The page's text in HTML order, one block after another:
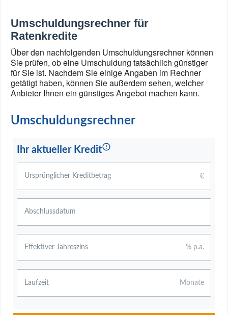
Umschuldungsrechner für
Ratenkredite
Über den nachfolgenden Umschuldungsrechner können
Sie prüfen, ob eine Umschuldung tatsächlich günstiger
für Sie ist. Nachdem Sie einige Angaben im Rechner
getätigt haben, können Sie außerdem sehen, welcher
Anbieter Ihnen ein günstiges Angebot machen kann.
Umschuldungsrechner
Ihr aktueller Kredit
€
Ursprünglicher Kreditbetrag
Abschlussdatum
% p.a.
Effektiver Jahreszins
Monate
Laufzeit